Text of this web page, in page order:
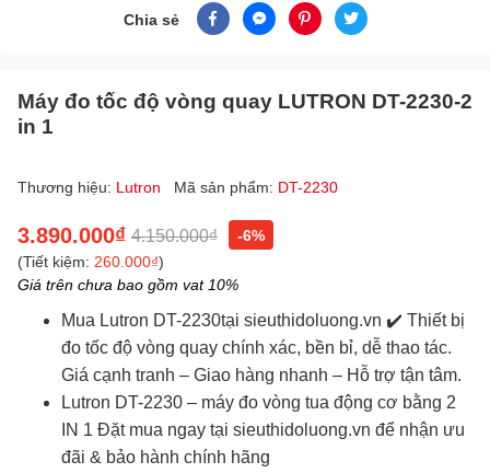
Chia sẻ
Máy đo tốc độ vòng quay LUTRON DT-2230-2
in 1
Thương hiệu: Lutron Mã sản phẩm: DT-2230
3.890.000₫ 4.150.000₫
-6%
(Tiết kiệm: 260.000₫)
Giá trên chưa bao gồm vat 10%
Mua Lutron DT-2230tại sieuthidoluong.vn ✔️ Thiết bị
đo tốc độ vòng quay chính xác, bền bỉ, dễ thao tác.
Giá cạnh tranh – Giao hàng nhanh – Hỗ trợ tận tâm.
Lutron DT-2230 – máy đo vòng tua động cơ bằng 2
IN 1 Đặt mua ngay tại sieuthidoluong.vn để nhận ưu
đãi & bảo hành chính hãng